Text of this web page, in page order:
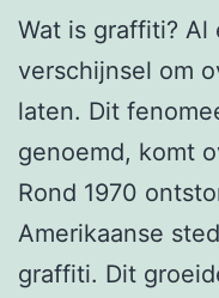
Wat is graffiti?
verschijnsel om
laten. Dit
genoemd, komt
Rond 1970
Amerikaanse
graffiti. Dit